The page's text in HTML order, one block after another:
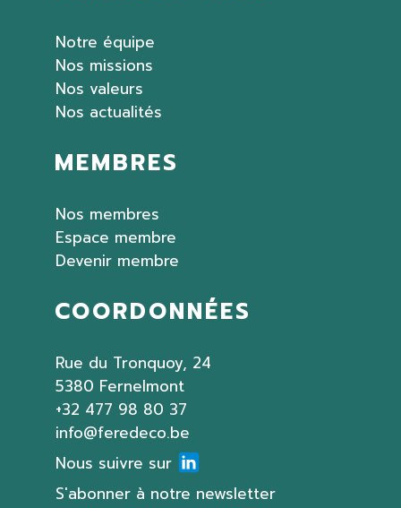
Notre équipe
Nos missions
Nos valeurs
Nos actualités
MEMBRES
Nos membres
Espace membre
Devenir membre
COORDONNÉES
Rue du Tronquoy, 24
5380 Fernelmont
+32 477 98 80 37
info@feredeco.be
Nous suivre sur
S'abonner à notre newsletter